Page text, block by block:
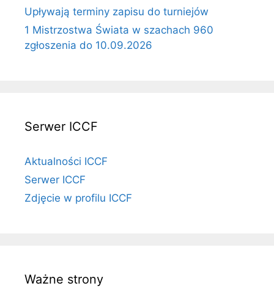
Upływają terminy zapisu do turniejów
1 Mistrzostwa Świata w szachach 960
zgłoszenia do 10.09.2026
Serwer ICCF
Aktualności ICCF
Serwer ICCF
Zdjęcie w profilu ICCF
Ważne strony